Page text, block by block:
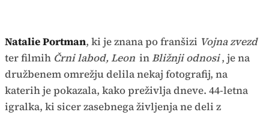
Natalie Portman, ki je znana po franšizi Vojna zvezd
ter filmih Črni labod, Leon inBližnji odnosi, je na
družbenem omrežju delila nekaj fotografij, na
katerih je pokazala, kako preživlja dneve. 44-letna
igralka, ki sicer zasebnega življenja ne deli z